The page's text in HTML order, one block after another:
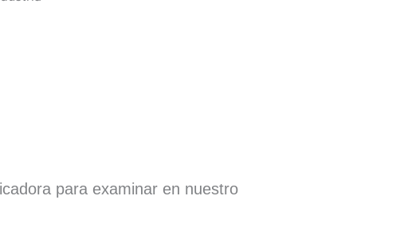
para examinar en nuestro